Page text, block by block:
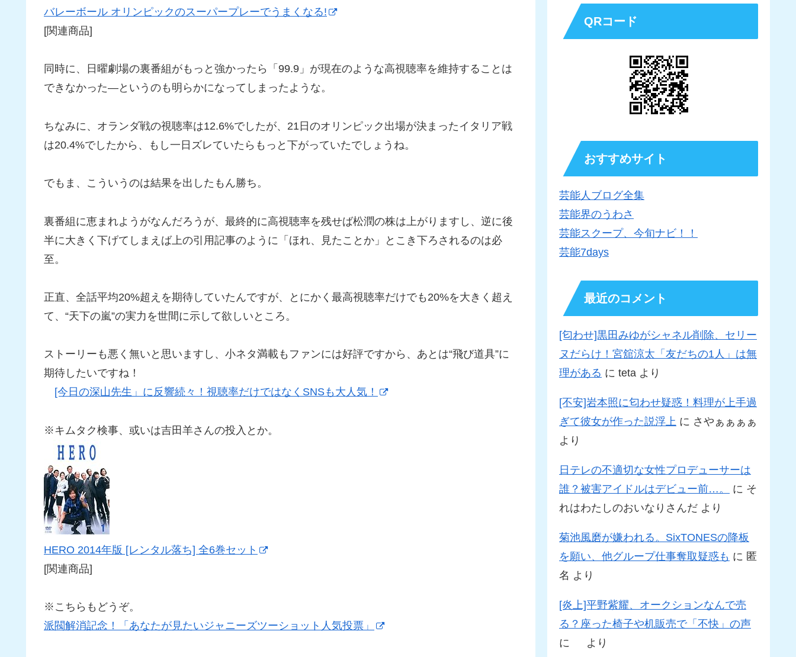
バレーボール オリンピックのスーパープレーでうまくなる!
[関連商品]
同時に、日曜劇場の裏番組がもっと強かったら「99.9」が現在のような高視聴率を維持することは
できなかった―というのも明らかになってしまったような。
ちなみに、オランダ戦の視聴率は12.6%でしたが、21日のオリンピック出場が決まったイタリア戦
は20.4%でしたから、もし一日ズレていたらもっと下がっていたでしょうね。
でもま、こういうのは結果を出したもん勝ち。
裏番組に恵まれようがなんだろうが、最終的に高視聴率を残せば松潤の株は上がりますし、逆に後
半に大きく下げてしまえば上の引用記事のように「ほれ、見たことか」とこき下ろされるのは必
至。
正直、全話平均20%超えを期待していたんですが、とにかく最高視聴率だけでも20%を大きく超え
て、“天下の嵐”の実力を世間に示して欲しいところ。
ストーリーも悪く無いと思いますし、小ネタ満載もファンには好評ですから、あとは“飛び道具”に
期待したいですね！
[今日の深山先生」に反響続々！視聴率だけではなくSNSも大人気！
※キムタク検事、或いは吉田羊さんの投入とか。
HERO 2014年版 [レンタル落ち] 全6巻セット
[関連商品]
※こちらもどうぞ。
派閥解消記念！「あなたが見たいジャニーズツーショット人気投票」
QRコード
おすすめサイト
芸能人ブログ全集
芸能界のうわさ
芸能スクープ、今旬ナビ！！
芸能7days
最近のコメント
[匂わせ]黒田みゆがシャネル削除、セリー
ヌだらけ！宮舘涼太「友だちの1人」は無
理がある に teta より
[不安]岩本照に匂わせ疑惑！料理が上手過
ぎて彼女が作った説浮上 に さやぁぁぁぁ
より
日テレの不適切な女性プロデューサーは
誰？被害アイドルはデビュー前…。
に そ
れはわたしのおいなりさんだ より
菊池風磨が嫌われる。SixTONESの降板
を願い、他グループ仕事奪取疑惑も に 匿
名 より
[炎上]平野紫耀、オークションなんで売
る？座った椅子や机販売で「不快」の声
に
より